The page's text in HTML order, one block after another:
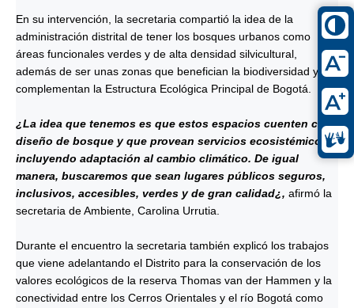
En su intervención, la secretaria compartió la idea de la
administración distrital de tener los bosques urbanos como
áreas funcionales verdes y de alta densidad silvicultural,
además de ser unas zonas que benefician la biodiversidad y
complementan la Estructura Ecológica Principal de Bogotá.
¿La idea que tenemos es que estos espacios cuenten con
diseño de bosque y que provean servicios ecosistémicos
incluyendo adaptación al cambio climático. De igual
manera, buscaremos que sean lugares públicos seguros,
inclusivos, accesibles, verdes y de gran calidad¿, afirmó la
secretaria de Ambiente, Carolina Urrutia.
Durante el encuentro la secretaria también explicó los trabajos
que viene adelantando el Distrito para la conservación de los
valores ecológicos de la reserva Thomas van der Hammen y la
conectividad entre los Cerros Orientales y el río Bogotá como